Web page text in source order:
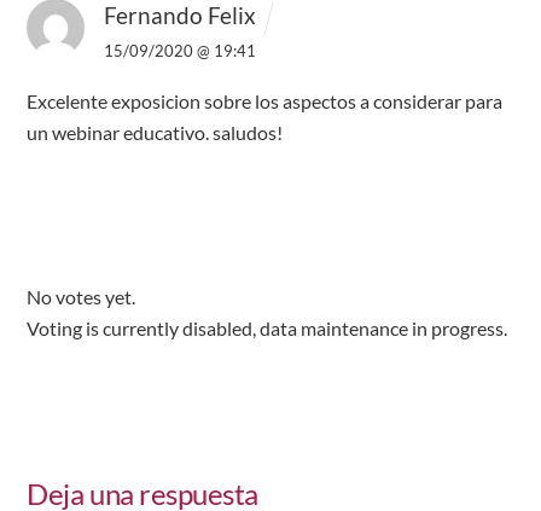
Fernando Felix
15/09/2020 @ 19:41
Excelente exposicion sobre los aspectos a considerar para
un webinar educativo. saludos!
No votes yet.
Voting is currently disabled, data maintenance in progress.
Deja una respuesta